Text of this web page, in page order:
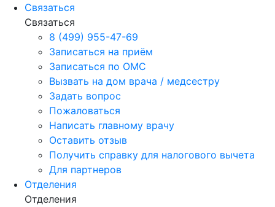
Связаться
Связаться
8 (499) 955-47-69
Записаться на приём
Записаться по ОМС
Вызвать на дом врача / медсестру
Задать вопрос
Пожаловаться
Написать главному врачу
Оставить отзыв
Получить справку для налогового вычета
Для партнеров
Отделения
Отделения